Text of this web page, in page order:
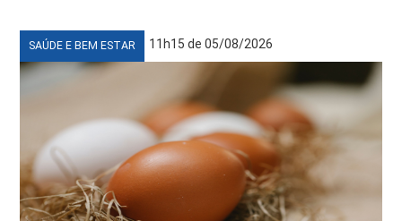
SAÚDE E BEM ESTAR 11h15 de 05/08/2026